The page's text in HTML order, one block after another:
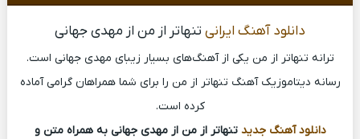
دانلود آهنگ ایرانی تنهاتر از من از مهدی جهانی
ترانه تنهاتر از من یکی از آهنگ‌های بسیار زیبای مهدی جهانی است.
رسانه دیتاموزیک آهنگ تنهاتر از من را برای شما همراهان گرامی آماده
کرده است.
دانلود آهنگ جدید تنهاتر از من از مهدی جهانی به همراه متن و